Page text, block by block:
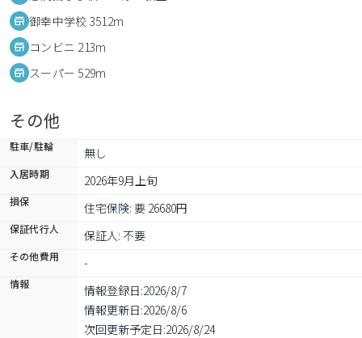
御幸中学校 3512m
コンビニ 213m
スーパー 529m
その他
駐車/駐輪 無し
入居時期 2026年9月上旬
損保 住宅保険: 要 26680円
保証代行人 保証人: 不要
その他費用 -
情報 情報登録日:2026/8/7
情報更新日:2026/8/6
次回更新予定日:2026/8/24